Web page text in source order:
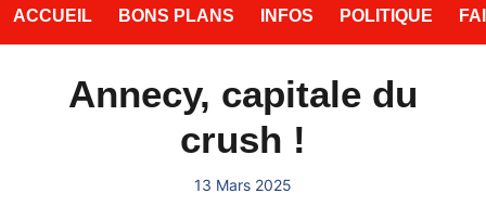
ACCUEIL BONS PLANS INFOS POLITIQUE
Annecy, capitale du
crush !
13 Mars 2025